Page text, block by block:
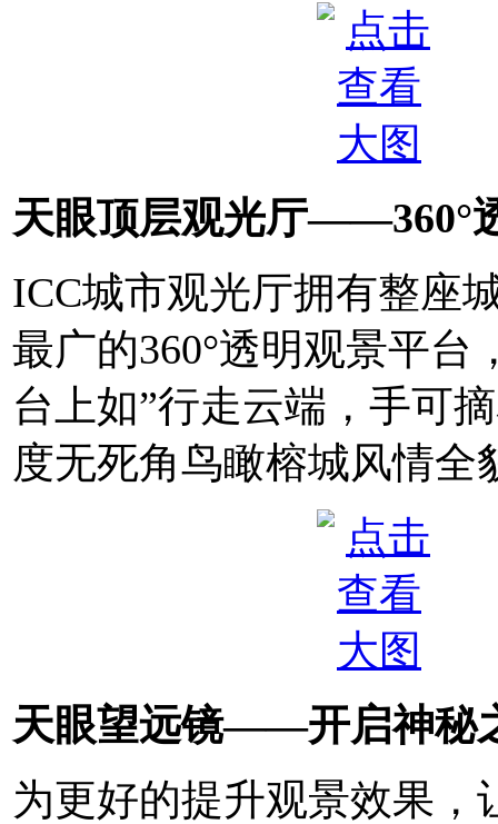
天眼顶层观光厅——360°
ICC城市观光厅拥有整座
最广的360°透明观景平台
台上如”行走云端，手可
度无死角鸟瞰榕城风情全
天眼望远镜——开启神秘
为更好的提升观景效果，